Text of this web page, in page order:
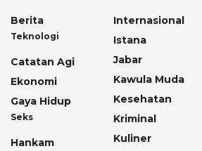
Berita
Teknologi
Catatan Agi
Ekonomi
Gaya Hidup
Seks
Hankam
Internasional
Istana
Jabar
Kawula Muda
Kesehatan
Kriminal
Kuliner